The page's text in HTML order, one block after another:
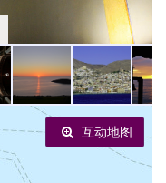
互动地图